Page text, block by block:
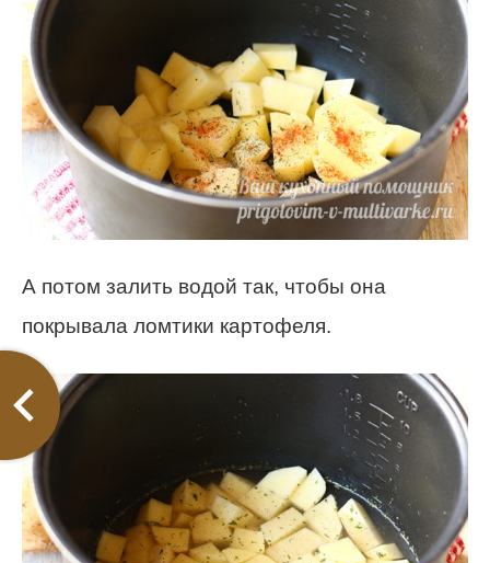
А потом залить водой так, чтобы она
покрывала ломтики картофеля.